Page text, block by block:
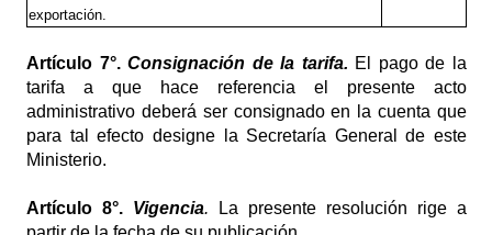
exportación.
Artículo 7°.Consignación de la tarifa. El pago de la
tarifa a que hace referencia el presente acto
administrativo deberá ser consignado en la cuenta que
para tal efecto designe la Secretaría General de este
Ministerio.
Artículo 8°. Vigencia. La presente resolución rige a